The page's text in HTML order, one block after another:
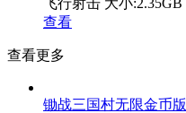
查看
查看更多
锄战三国村无限金币版